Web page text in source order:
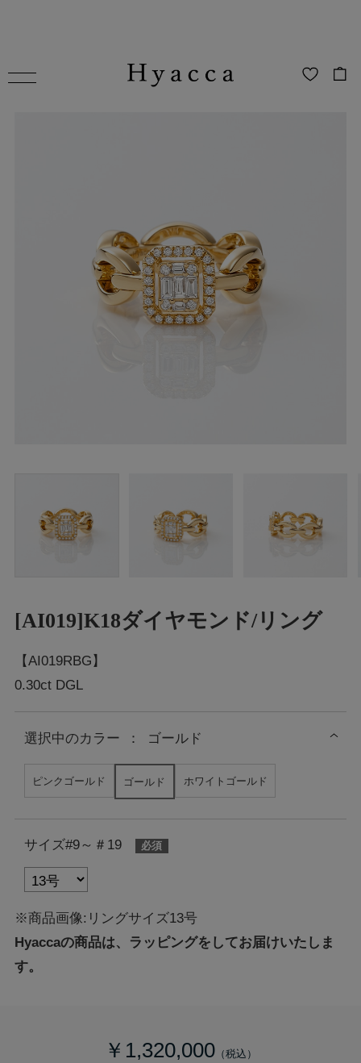
[AI019]K18ダイヤモンド/リング
【AI019RBG】
0.30ct DGL
選択中のカラー ： ゴールド
ピンクゴールド ゴールド ホワイトゴールド
サイズ#9～＃19
※商品画像:リングサイズ13号
Hyaccaの商品は、ラッピングをしてお届けいたしま
す。
￥1,320,000